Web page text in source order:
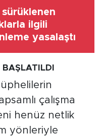
sürüklenen
ilgili
yasalaştı
BAŞLATILDI
çalışma
henüz netlik
yönleriyle